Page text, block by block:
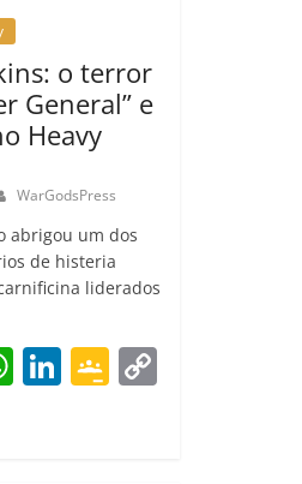
o terror
General” e
Heavy
WarGodsPress
abrigou um dos
de histeria
liderados
W Li G